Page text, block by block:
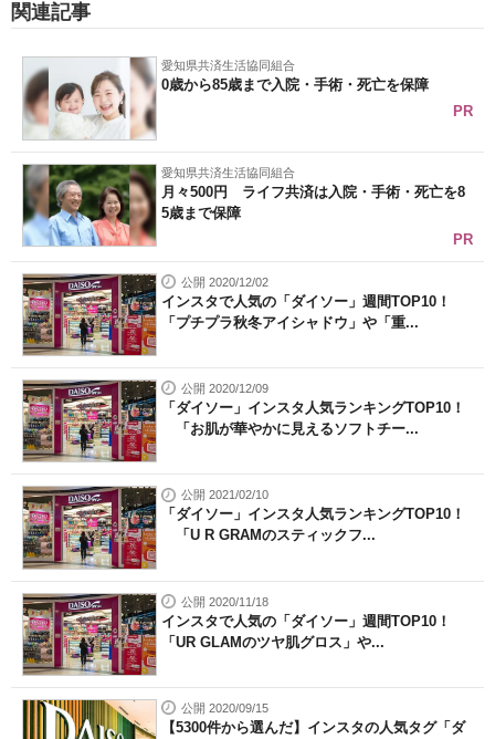
関連記事
愛知県共済生活協同組合
0歳から85歳まで入院・手術・死亡を保障
PR
愛知県共済生活協同組合
月々500円 ライフ共済は入院・手術・死亡を8
5歳まで保障
PR
公開 2020/12/02
インスタで人気の「ダイソー」週間TOP10！
「プチプラ秋冬アイシャドウ」や「重...
公開 2020/12/09
「ダイソー」インスタ人気ランキングTOP10！
「お肌が華やかに見えるソフトチー...
公開 2021/02/10
「ダイソー」インスタ人気ランキングTOP10！
「U R GRAMのスティックフ...
公開 2020/11/18
インスタで人気の「ダイソー」週間TOP10！
「UR GLAMのツヤ肌グロス」や...
公開 2020/09/15
【5300件から選んだ】インスタの人気タグ「ダ